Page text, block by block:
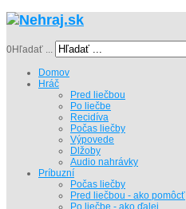
0Hľadať ...
Domov
Hráč
Pred liečbou
Po liečbe
Recidíva
Počas liečby
Výpovede
Dlžoby
Audio nahrávky
Príbuzní
Počas liečby
Pred liečbou - ako pomôcť
Po liečbe - ako ďalej